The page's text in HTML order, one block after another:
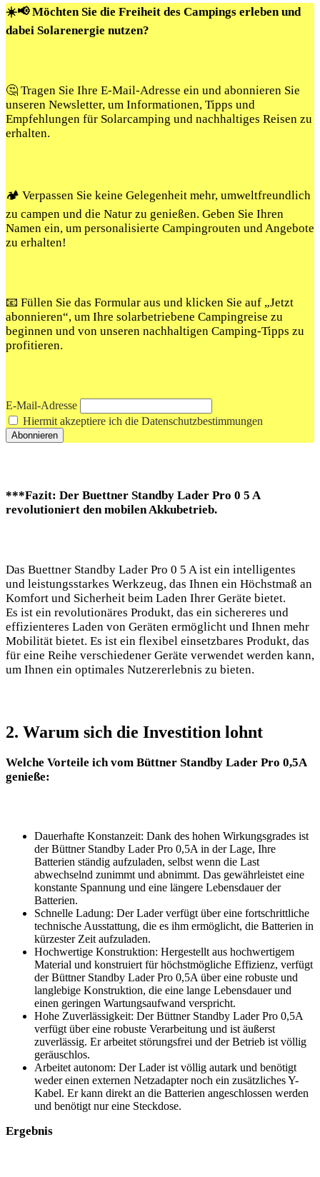
☀️📢 Möchten Sie die Freiheit des Campings erleben und
dabei Solarenergie nutzen?
🤔 Tragen Sie Ihre E-Mail-Adresse ein und abonnieren Sie
unseren Newsletter, um Informationen, Tipps und
Empfehlungen für Solarcamping und nachhaltiges Reisen zu
erhalten.
🏕️ Verpassen Sie keine Gelegenheit mehr, umweltfreundlich
zu campen und die Natur zu genießen. Geben Sie Ihren
Namen ein, um personalisierte Campingrouten und Angebote
zu erhalten!
📧 Füllen Sie das Formular aus und klicken Sie auf „Jetzt
abonnieren“, um Ihre solarbetriebene Campingreise zu
beginnen und von unseren nachhaltigen Camping-Tipps zu
profitieren.
E-Mail-Adresse
Hiermit akzeptiere ich die Datenschutzbestimmungen
***Fazit: ​Der Buettner Standby Lader Pro 0 5 ⁢A
revolutioniert den mobilen Akkubetrieb.
Das Buettner Standby​ Lader ⁤Pro 0⁤ 5 A ist​ ein intelligentes⁣
und leistungsstarkes‌ Werkzeug, das Ihnen ein Höchstmaß an
Komfort und Sicherheit beim Laden Ihrer Geräte bietet.
Es ist ein revolutionäres Produkt, das ein⁢ sichereres‌ und
effizienteres Laden ‌von Geräten ermöglicht und Ihnen⁣ mehr
Mobilität bietet.⁣ Es ist ein ‌flexibel einsetzbares Produkt, das
‌für ​eine Reihe verschiedener Geräte verwendet werden kann,
um Ihnen​ ein optimales Nutzererlebnis zu ‍bieten.
2. Warum ⁢sich ‍die ⁤Investition lohnt
Welche Vorteile ich vom Büttner​ Standby ⁤Lader Pro 0,5A
genieße:
Dauerhafte Konstanzeit: Dank⁣ des hohen Wirkungsgrades ist
⁢der Büttner⁣ Standby⁣ Lader Pro ​0,5A in der Lage, Ihre
Batterien ständig⁤ aufzuladen, ⁢selbst wenn ⁣die Last
abwechselnd zunimmt und abnimmt. Das gewährleistet eine
konstante Spannung und eine längere‌ Lebensdauer der
Batterien.
Schnelle Ladung: Der⁣ Lader ‍verfügt über ‍eine fortschrittliche
technische Ausstattung, die ​es ihm ermöglicht, die Batterien in
kürzester Zeit aufzuladen.
Hochwertige‍ Konstruktion: Hergestellt aus hochwertigem
Material und​ konstruiert für⁤ höchstmögliche Effizienz, verfügt⁣
der Büttner Standby⁣ Lader Pro 0,5A‌ über eine‌ robuste und
langlebige ​Konstruktion,​ die​ eine lange Lebensdauer und
einen geringen Wartungsaufwand‍ verspricht.
Hohe⁣ Zuverlässigkeit:⁤ Der Büttner Standby Lader Pro 0,5A⁣
verfügt​ über ⁤eine robuste Verarbeitung⁤ und ist äußerst
zuverlässig. Er arbeitet​ störungsfrei und der Betrieb ist völlig⁢
geräuschlos.
Arbeitet ​autonom: Der ‍Lader ist völlig ‌autark und benötigt
weder einen externen Netzadapter noch ein zusätzliches Y-
Kabel.‌ Er ​kann⁢ direkt an die Batterien angeschlossen⁢ werden
und benötigt nur eine ⁣Steckdose.
Ergebnis